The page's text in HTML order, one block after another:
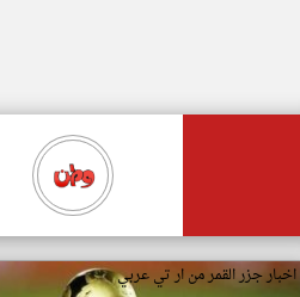
اخبار جزر القمر من ار تي عربي